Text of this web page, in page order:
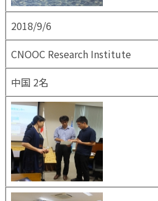
2018/9/6
CNOOC Research Institute
中国 2名